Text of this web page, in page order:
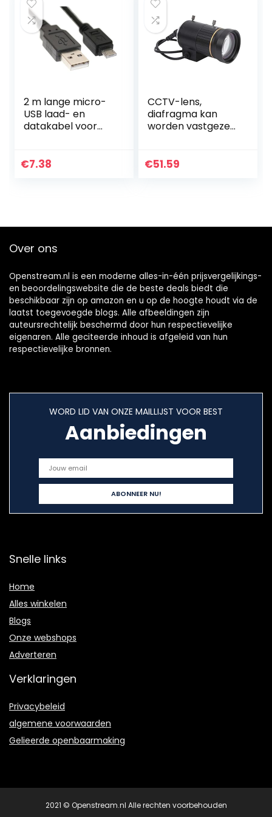
2 m lange micro-
USB laad- en
datakabel voor
werkt ook met
€7.38
CCTV-lens,
diafragma kan
worden vastgezet
de meeste
€51.59
Over ons
Openstream.nl is een moderne alles-in-één prijsvergelijkings-
en beoordelingswebsite die de beste deals biedt die
beschikbaar zijn op amazon en u op de hoogte houdt via de
laatst toegevoegde blogs. Alle afbeeldingen zijn
auteursrechtelijk beschermd door hun respectievelijke
eigenaren. Alle geciteerde inhoud is afgeleid van hun
respectievelijke bronnen.
WORD LID VAN ONZE MAILLIJST VOOR BEST
Aanbiedingen
Snelle links
Home
Alles winkelen
Blogs
Onze webshops
Adverteren
Verklaringen
Privacybeleid
algemene voorwaarden
Gelieerde openbaarmaking
2021 © Openstream.nl Alle rechten voorbehouden